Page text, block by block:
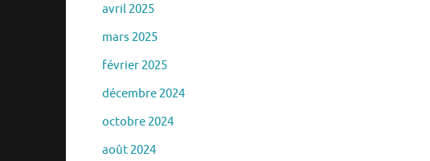
avril 2025
mars 2025
février 2025
décembre 2024
octobre 2024
août 2024